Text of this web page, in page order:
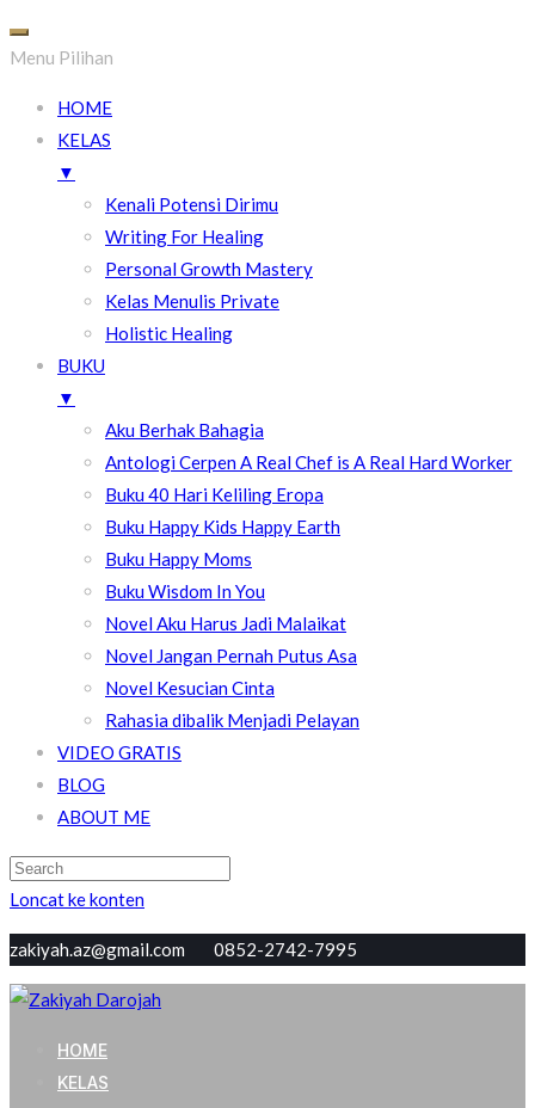
Menu Pilihan
HOME
KELAS
▼
Kenali Potensi Dirimu
Writing For Healing
Personal Growth Mastery
Kelas Menulis Private
Holistic Healing
BUKU
▼
Aku Berhak Bahagia
Antologi Cerpen A Real Chef is A Real Hard Worker
Buku 40 Hari Keliling Eropa
Buku Happy Kids Happy Earth
Buku Happy Moms
Buku Wisdom In You
Novel Aku Harus Jadi Malaikat
Novel Jangan Pernah Putus Asa
Novel Kesucian Cinta
Rahasia dibalik Menjadi Pelayan
VIDEO GRATIS
BLOG
ABOUT ME
Loncat ke konten
zakiyah.az@gmail.com 0852-2742-7995
Zakiyah Darojah
Love, Joy, Peace & Blessed
HOME
KELAS